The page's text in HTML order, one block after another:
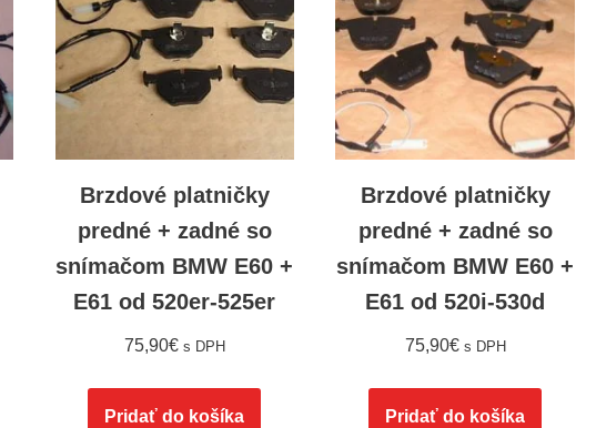
Brzdové platničky
predné + zadné so
snímačom BMW E60 +
E61 od 520er-525er
75,90€ s DPH
Pridať do košíka
Brzdové platničky
predné + zadné so
snímačom BMW E60 +
E61 od 520i-530d
75,90€ s DPH
Pridať do košíka